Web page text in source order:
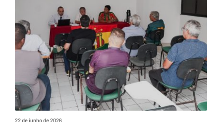
22 de junho de 2026